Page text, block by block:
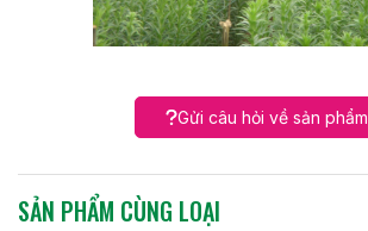
Gửi câu hỏi về sản phẩm
SẢN PHẨM CÙNG LOẠI